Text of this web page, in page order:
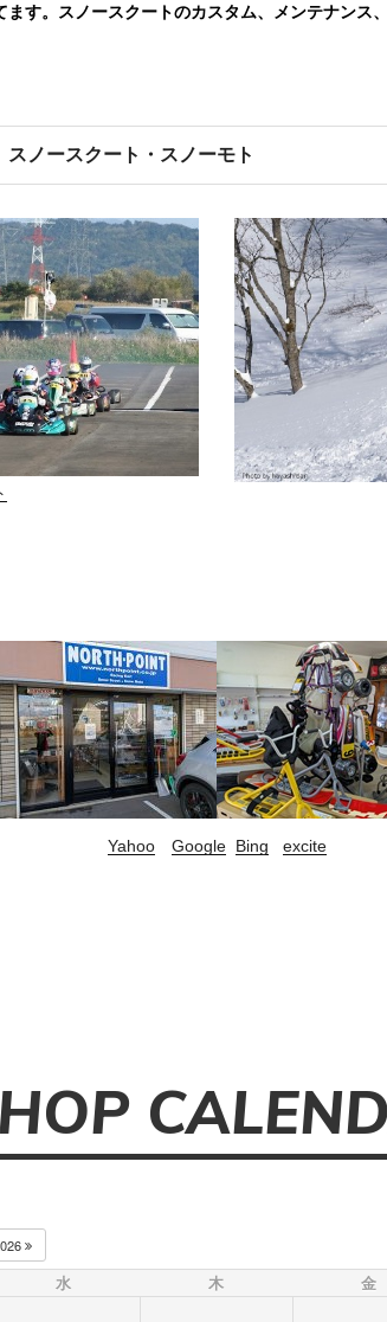
す。スノースクートのカスタム、メンテナンス
スノースクート・スノーモト
Yahoo Google Bing excite
水 木 金